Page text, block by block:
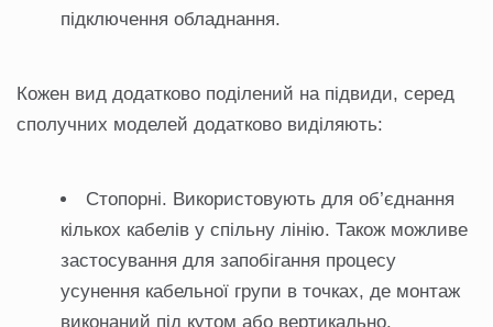
підключення обладнання.
Кожен вид додатково поділений на підвиди, серед
сполучних моделей додатково виділяють:
Стопорні. Використовують для об’єднання
кількох кабелів у спільну лінію. Також можливе
застосування для запобігання процесу
усунення кабельної групи в точках, де монтаж
виконаний під кутом або вертикально.